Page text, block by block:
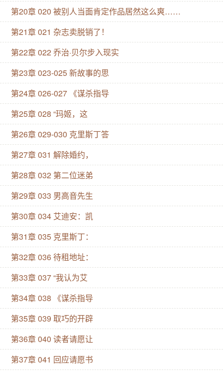
向期待《凤凰辇》的姑娘们道歉，前预收开了四五年
了，写了好几个版本的开头都不顺手，所以改成我比较
擅长的内容。
第20章 020 被别人当面肯定作品居然这么爽……
第21章 021 杂志卖脱销了！
第22章 022 乔治·贝尔步入现实
第23章 023-025 新故事的思
第24章 026-027 《谋杀指导
第25章 028 “玛姬，这
第26章 029-030 克里斯丁答
第27章 031 解除婚约，
第28章 032 第二位迷弟
第29章 033 男高音先生
第30章 034 艾迪安：凯
第31章 035 克里斯丁：
第32章 036 待租地址：
第33章 037 “我认为艾
第34章 038 《谋杀指导
第35章 039 取巧的开辟
第36章 040 读者请愿让
第37章 041 回应请愿书